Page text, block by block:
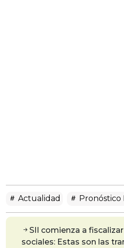
Actualidad Pronóstico
SII comienza a
sociales: Estas son las